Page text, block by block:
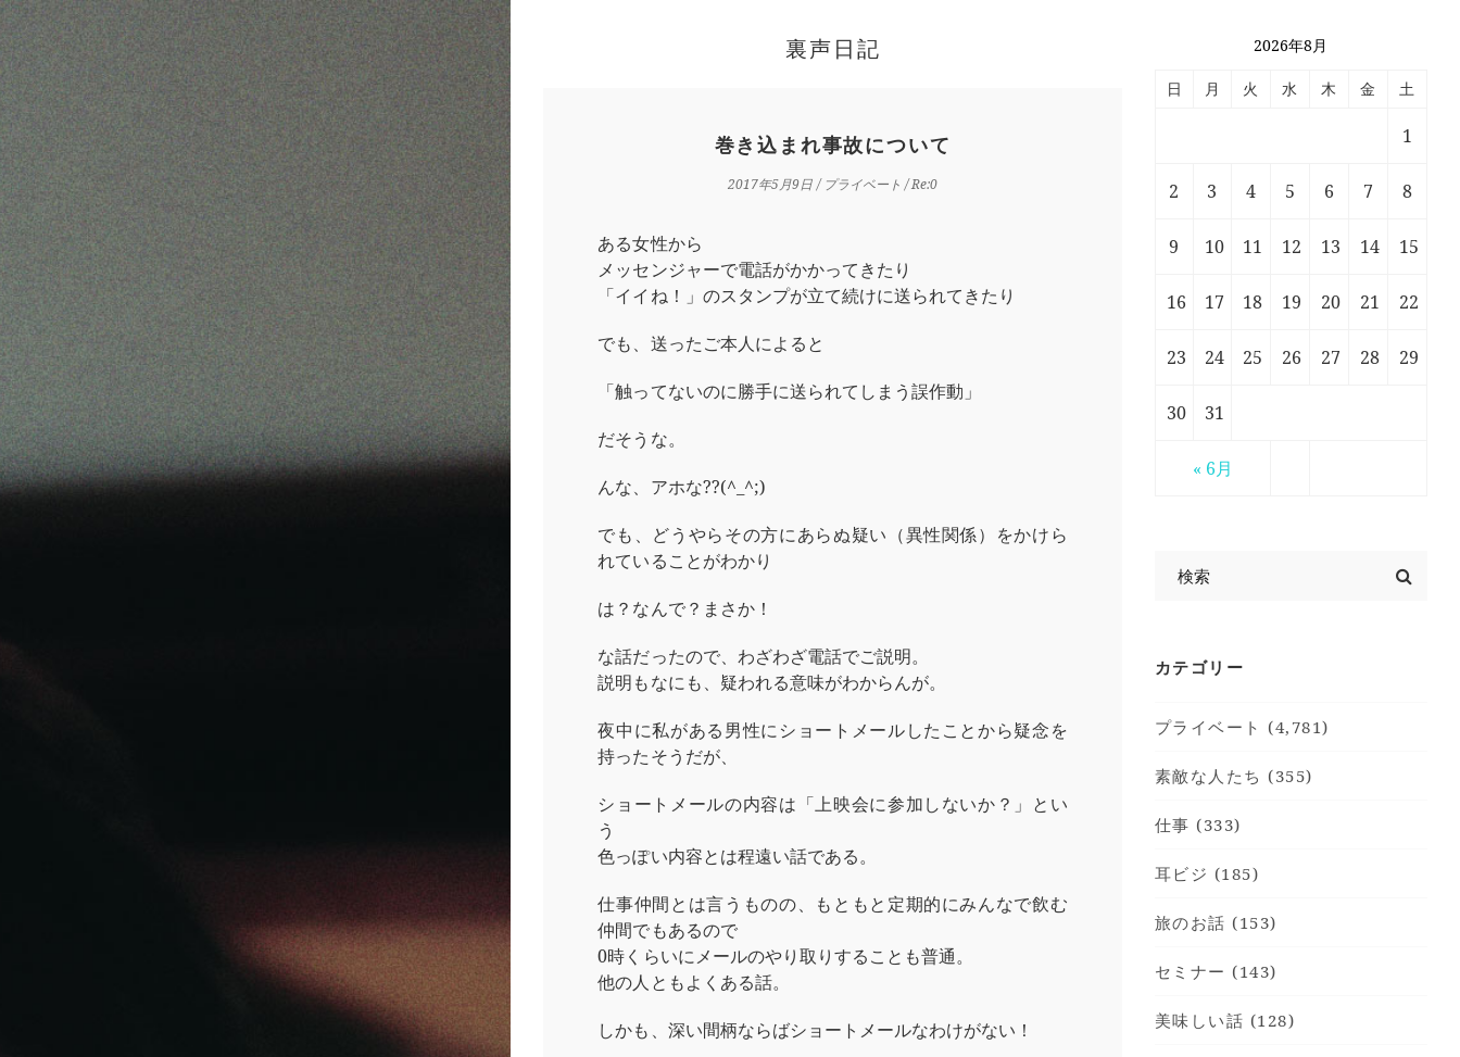
裏声日記
巻き込まれ事故について
2017年5月9日/ プライベート / Re:0
ある女性から
メッセンジャーで電話がかかってきたり
「イイね！」のスタンプが立て続けに送られてきたり
でも、送ったご本人によると
「触ってないのに勝手に送られてしまう誤作動」
だそうな。
んな、アホな??(^_^;)
でも、どうやらその方にあらぬ疑い（異性関係）をかけら
れていることがわかり
は？なんで？まさか！
な話だったので、わざわざ電話でご説明。
説明もなにも、疑われる意味がわからんが。
夜中に私がある男性にショートメールしたことから疑念を
持ったそうだが、
ショートメールの内容は「上映会に参加しないか？」とい
う
色っぽい内容とは程遠い話である。
仕事仲間とは言うものの、もともと定期的にみんなで飲む
仲間でもあるので
0時くらいにメールのやり取りすることも普通。
他の人ともよくある話。
しかも、深い間柄ならばショートメールなわけがない！
2026年8月
日 月 火 水 木 金 土
« 6月
1
2 3 4 5 6 7 8
9 10 11 12 13 14 15
16 17 18 19 20 21 22
23 24 25 26 27 28 29
30 31
カテゴリー
プライベート (4,781)
素敵な人たち (355)
仕事 (333)
耳ビジ (185)
旅のお話 (153)
セミナー (143)
美味しい話 (128)